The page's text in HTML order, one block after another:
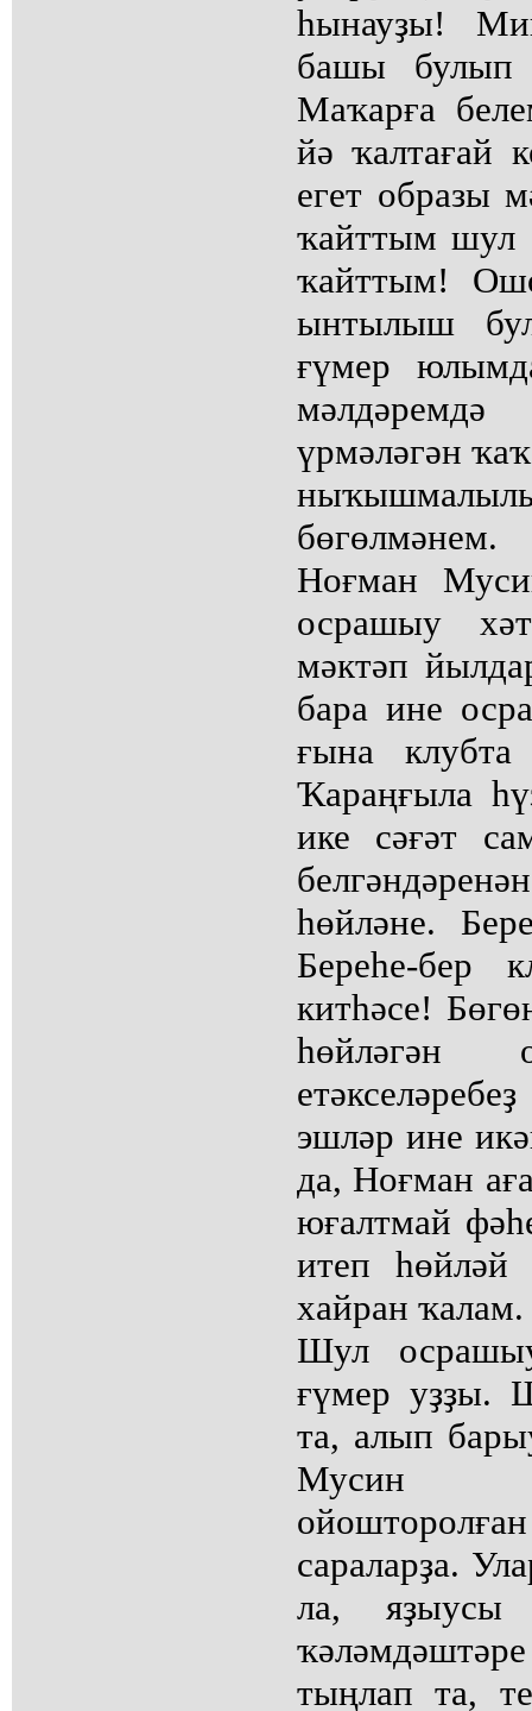
һынауҙы!
башы булып
Маҡарға
йә ҡалтағай
егет образы
ҡайттым шул
ҡайттым!
ынтылыш
ғүмер
үрмәләгән
бөгөлмәнем.
Ноғман
осрашыу
мәктәп
бара ине
ғына
Ҡараңғыла
ике сәғәт
һөйләне.
Береһе-бер
китһәсе!
һөйләгән
эшләр ине
да, Ноғман
юғалтмай
итеп
хайран ҡалам.
Шул
ғүмер уҙҙы.
та, алып
Мусин
сараларҙа.
ла, яҙыусы
тыңлап та,